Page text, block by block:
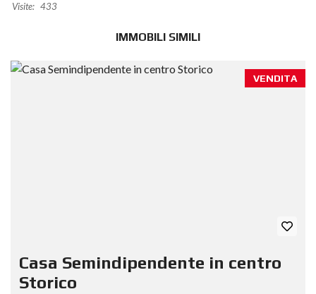
Visite: 433
IMMOBILI SIMILI
VENDITA
Casa Semindipendente in centro
Storico